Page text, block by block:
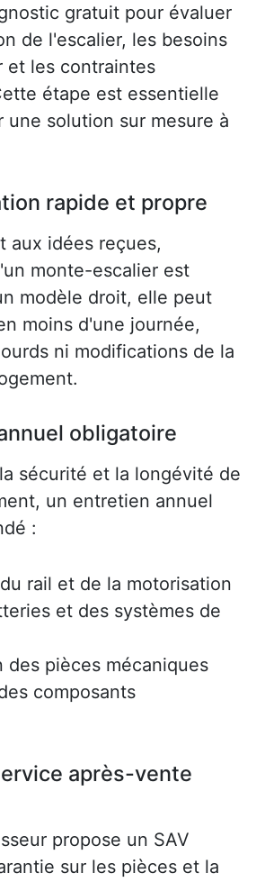
gratuit pour évaluer
de l'escalier, les besoins
et les contraintes
étape est essentielle
une solution sur mesure à
rapide et propre
aux idées reçues,
monte-escalier est
modèle droit, elle peut
moins d'une journée,
ni modifications de la
obligatoire
sécurité et la longévité de
un entretien annuel
:
rail et de la motorisation
et des systèmes de
des pièces mécaniques
composants
après-vente
propose un SAV
sur les pièces et la